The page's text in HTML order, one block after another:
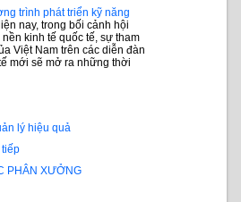
trình phát triển kỹ năng
nay, trong bối cảnh hội
kinh tế quốc tế, sự tham
Việt Nam trên các diễn đàn
mới sẽ mở ra những thời
lý hiệu quả
tiếp
PHÂN XƯỞNG